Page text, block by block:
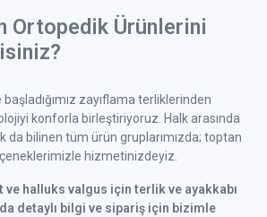
Ortopedik Ürünlerini
zayıflama terliklerinden
konforla birleştiriyoruz. Halk arasında
da bilinen tüm ürün gruplarımızda; toptan
hizmetinizdeyiz.
halluks valgus için terlik ve ayakkabı
detaylı bilgi ve sipariş için bizimle